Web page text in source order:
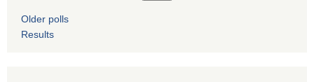
Older polls
Results